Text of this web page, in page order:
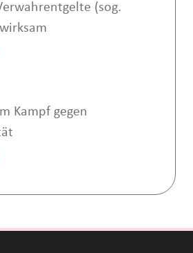
(sog.
Kampf gegen